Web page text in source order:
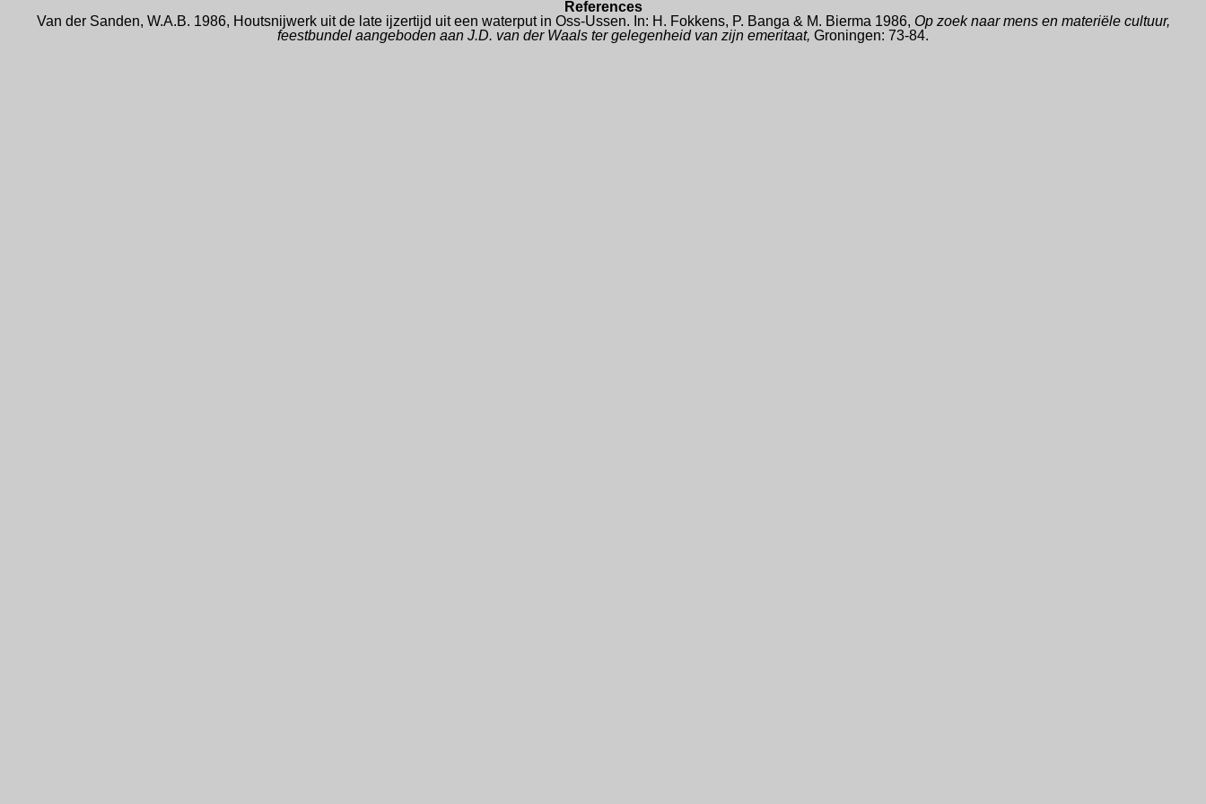
References
Van der Sanden, W.A.B. 1986, Houtsnijwerk uit de late ijzertijd uit een waterput in Oss-Ussen. In: H. Fokkens, P. Banga & M. Bierma 1986, Op zoek naar mens en materiële cultuur,
feestbundel aangeboden aan J.D. van der Waals ter gelegenheid van zijn emeritaat, Groningen: 73-84.